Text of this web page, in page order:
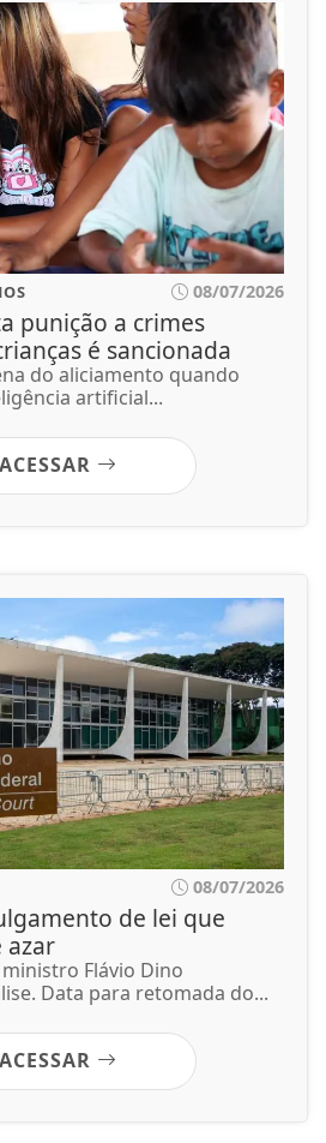
08/07/2026
punição a crimes
é sancionada
do aliciamento quando
artificial...
ACESSAR
08/07/2026
de lei que
azar
Flávio Dino
Data para retomada do...
ACESSAR